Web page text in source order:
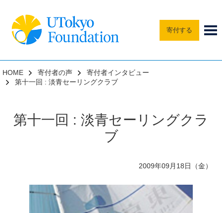
寄付する
HOME 寄付者の声
寄付者インタビュー
第十一回 : 淡青セーリングクラブ
第十一回 : 淡青セーリングクラ
ブ
2009年09月18日（金）